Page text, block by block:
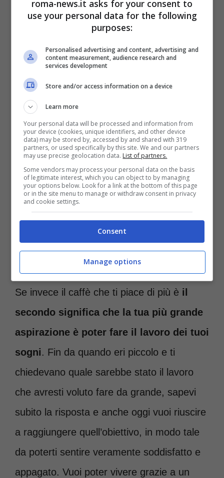
poter avere dei bambini significherebbe
ed essere soddisfatto appieno di chi sei
diventato.
Ti ritrovi nei profi del testP – roma-news.it
Se invece il caffè che ti piace di più è il
secondo significa che la tua più grande
aspirazione è poter fare il lavoro dei tuoi
sogni. Fin da quando eri piccolo e ti
chiedevano quale sarebbe stato il lavoro
che avresti voluto fare da grande, sapevi
subito la risposta e anche oggi vuoi riuscire
a raggiungere quell’obiettivo, in modo tale
da poterti sentire veramente soddisfatto e
appagato. Vuoi poter vivere grazie a un
roma-news.it asks for your consent to
use your personal data for the following
purposes:
Personalised advertising and content, advertising and
content measurement, audience research and
services development
Store and/or access information on a device
Learn more
Your personal data will be processed and information from
your device (cookies, unique identifiers, and other device
data) may be stored by, accessed by and shared with 319
partners, or used specifically by this site. We and our partners
may use precise geolocation data. List of partners.
Some vendors may process your personal data on the basis
of legitimate interest, which you can object to by managing
your options below. Look for a link at the bottom of this page
or in the site menu to manage or withdraw consent in privacy
and cookie settings.
Consent
Manage options